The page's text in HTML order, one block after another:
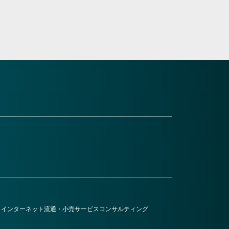
ンターネット 流通・小売サービスコンサルティング